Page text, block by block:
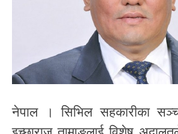
नेपाल । सिभिल सहकारीका